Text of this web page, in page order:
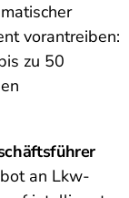
vorantreiben:
zu 50
an Lkw-